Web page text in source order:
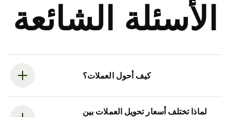
الأسئلة الشائعة
كيف أحول العملات؟
لماذا تختلف أسعار تحويل العملات بين